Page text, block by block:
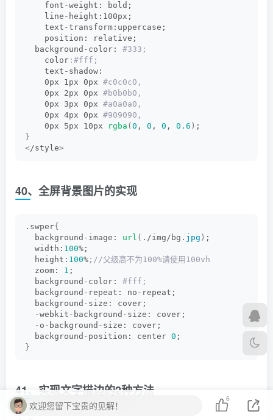
    font-weight: bold;
    line-height:100px;
    text-transform:uppercase;
    position: relative;
  background-color:
#333;
    color
:#fff;
    text-shadow:
    0px 1px 0px
#c0c0c0,
    0px 2px 0px
#b0b0b0,
    0px 3px 0px
#a0a0a0,
    0px 4px 0px
#909090,
    0px 5px 10px
rgba ( 0 , 0 , 0 , 0.6 ) ;
}
</style>
40、全屏背景图片的实现
.swper{
  background-image:
url ( ./img/bg. jpg ) ;
  width:
100%;
  height:
100% ;//父级高不为100%请使用100vh
  zoom:
1 ;
  background-color:
#fff;
  background-repeat: no-repeat;
  background-size: cover;
  -webkit-background-size: cover;
  -o-background-size: cover;
  background-position: center
0 ;
}
41、实现文字描边的2种方法
欢迎您留下宝贵的见解！
6